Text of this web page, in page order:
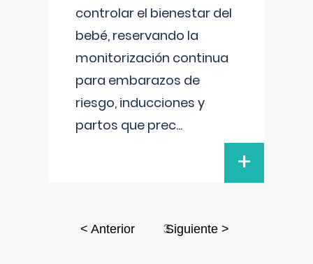
controlar el bienestar del
bebé, reservando la
monitorización continua
para embarazos de
riesgo, inducciones y
partos que prec...
+
< Anterior 3Siguiente >